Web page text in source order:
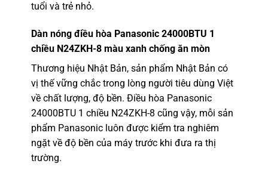
tuổi và trẻ nhỏ.
Dàn nóng điều hòa Panasonic 24000BTU 1
chiều N24ZKH-8 màu xanh chống ăn mòn
Thương hiệu Nhật Bản, sản phẩm Nhật Bản có
vị thế vững chắc trong lòng người tiêu dùng Việt
về chất lượng, độ bền. Điều hòa Panasonic
24000BTU 1 chiều N24ZKH-8 cũng vậy, mỗi sản
phẩm Panasonic luôn được kiểm tra nghiêm
ngặt về độ bền của máy trước khi đưa ra thị
trường.